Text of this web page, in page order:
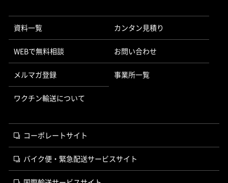
資料一覧 カンタン見積り
WEBで無料相談 お問い合わせ
メルマガ登録 事業所一覧
ワクチン輸送について
コーポレートサイト
バイク便・緊急配送サービスサイト